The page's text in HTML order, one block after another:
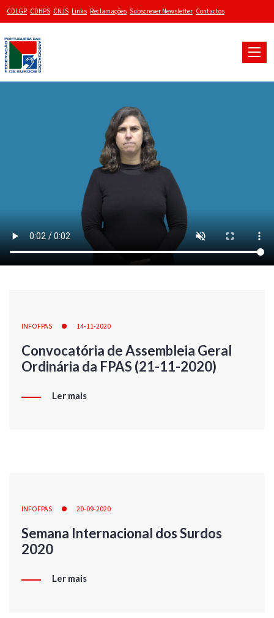
CDLGP CDHPS CNJS Links Reclamações Subscrever Newsletter Contactos
Toggle
INFOFPAS 14-11-2020
Convocatória de Assembleia Geral
Ordinária da FPAS (21-11-2020)
Ler mais
INFOFPAS 20-09-2020
Semana Internacional dos Surdos
2020
Ler mais